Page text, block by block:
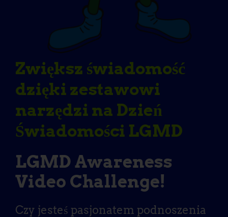
Zwiększ świadomość
dzięki zestawowi
narzędzi na Dzień
Świadomości LGMD
LGMD Awareness
Video Challenge!
Czy jesteś pasjonatem podnoszenia